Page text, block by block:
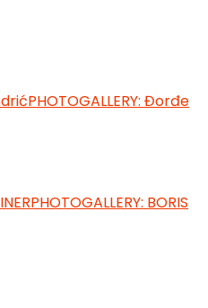
PHOTOGALLERY: Đorđe
PHOTOGALLERY: BORIS